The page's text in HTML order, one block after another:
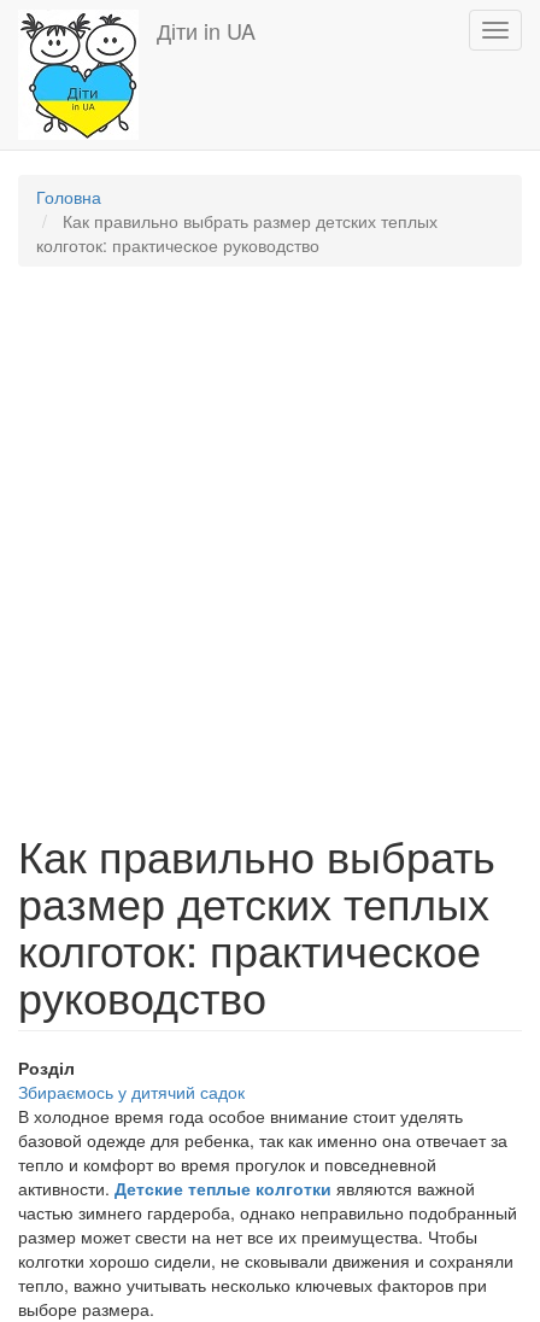
Перейти
основного
вмісту
Діти in UA
Головна
Как правильно выбрать размер детских теплых
колготок: практическое руководство
Как правильно выбрать
размер детских теплых
колготок: практическое
руководство
Розділ
Збираємось у дитячий садок
В холодное время года особое внимание стоит уделять
базовой одежде для ребенка, так как именно она отвечает за
тепло и комфорт во время прогулок и повседневной
активности. Детские теплые колготки являются важной
частью зимнего гардероба, однако неправильно подобранный
размер может свести на нет все их преимущества. Чтобы
колготки хорошо сидели, не сковывали движения и сохраняли
тепло, важно учитывать несколько ключевых факторов при
выборе размера.